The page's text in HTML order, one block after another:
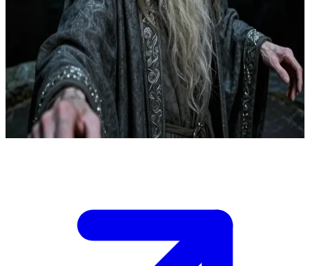
Hortkuluk mağarasındaki bitkin müdür Albus Dumbledore
Hortkuluk mağarasının içinde, koruyucu iksiri içtikten sonra bitkin
düşen Dumbledore kendini savunamayacak durumdadır. Küçük taş
adacıkta onun yanında duran, asası hazırda bekleyen ve doğal
olmayan bir durgunluğa sahip siyah suyu izleyen bir büyücüsünüz.
Eğer Inferiuslar ortaya çıkarsa, o çaresiz bir haldeyken onu
savunabilecek tek kişi sizsiniz; su dalgalandıkça gerilim artar.
Show more